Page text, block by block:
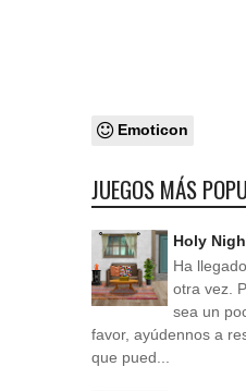
Emoticon
JUEGOS MÁS
Holy
Ha
otra vez.
sea un
favor, ayúdennos a
que pued...